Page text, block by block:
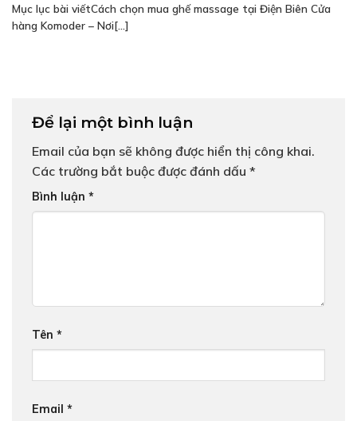
Mục lục bài viếtCách chọn mua ghế massage tại Điện Biên Cửa
hàng Komoder – Nơi[...]
Để lại một bình luận
Email của bạn sẽ không được hiển thị công khai.
Các trường bắt buộc được đánh dấu *
Bình luận *
Tên *
Email *